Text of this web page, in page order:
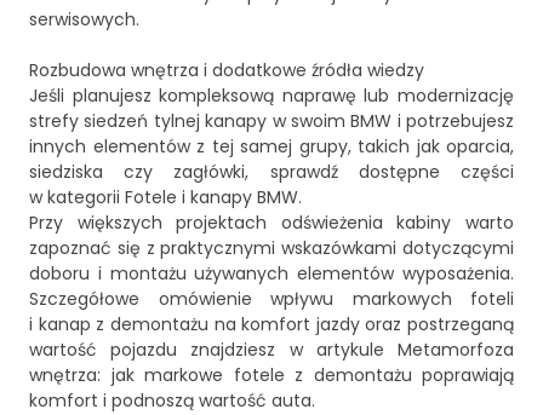
serwisowych.
Rozbudowa wnętrza i dodatkowe źródła wiedzy
Jeśli planujesz kompleksową naprawę lub modernizację
strefy siedzeń tylnej kanapy w swoim BMW i potrzebujesz
innych elementów z tej samej grupy, takich jak oparcia,
siedziska czy zagłówki, sprawdź dostępne części
w kategorii Fotele i kanapy BMW.
Przy większych projektach odświeżenia kabiny warto
zapoznać się z praktycznymi wskazówkami dotyczącymi
doboru i montażu używanych elementów wyposażenia.
Szczegółowe omówienie wpływu markowych foteli
i kanap z demontażu na komfort jazdy oraz postrzeganą
wartość pojazdu znajdziesz w artykule Metamorfoza
wnętrza: jak markowe fotele z demontażu poprawiają
komfort i podnoszą wartość auta.